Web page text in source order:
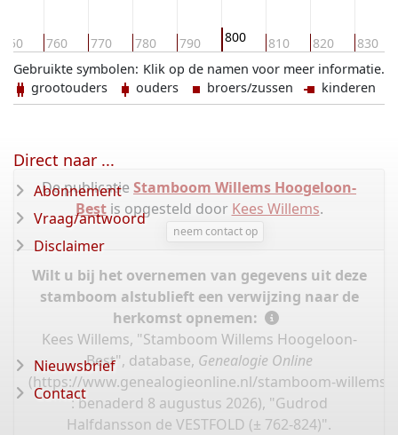
750 760 770 780 790 800 810 820 830
Klik op de namen voor meer informatie.
Gebruikte symbolen:
grootouders
ouders broers/zussen kinderen
De publicatie Stamboom Willems Hoogeloon-
Bestis opgesteld door Kees Willems.
neem contact op
Wilt u bij het overnemen van gegevens uit deze
stamboom alstublieft een verwijzing naar de
herkomst opnemen:
Kees Willems, "Stamboom Willems Hoogeloon-
Best", database, Genealogie Online
(https://www.genealogieonline.nl/stamboom-willems-
: benaderd 8 augustus 2026), "Gudrod
Halfdansson de VESTFOLD (± 762-824)".
Direct naar ...
Abonnement
Vraag/antwoord
Disclaimer
Nieuwsbrief
Contact